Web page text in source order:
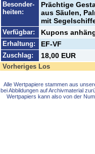
Besonder-
heiten:
Prächtige
aus Säulen,
mit
Verfügbar: Kupons
Erhaltung: EF-VF
Zuschlag: 18,00 EUR
Vorheriges Los
Alle Wertpapiere stammen aus
bei Abbildungen auf Archivmaterial
Wertpapiers kann also von der